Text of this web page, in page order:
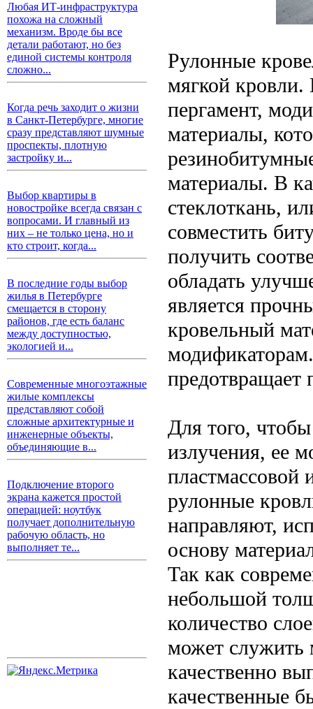
Любая ИТ-инфраструктура
похожа на сложный
механизм. Вроде бы все
детали работают, но без
единой системы контроля
сложно...
Когда речь заходит о жизни
в Санкт-Петербурге, многие
сразу представляют шумные
проспекты, плотную
застройку и...
Выбор квартиры в
новостройке всегда связан с
вопросами. И главный из
них – не только цена, но и
кто строит, когда...
В последние годы выбор
жилья в Петербурге
смещается в сторону
районов, где есть баланс
между доступностью,
экологией и...
Современные многоэтажные
жилые комплексы
представляют собой
сложные архитектурные и
инженерные объекты,
объединяющие в...
Подключение второго
экрана кажется простой
операцией: ноутбук
получает дополнительную
рабочую область, но
выполняет те...
Рулонные
мягкой кровли.
пергамент,
материалы,
материалы. В
стеклоткань,
совместить
получить
обладать
является
кровельный
предотвращает
Для того,
излучения, ее
рулонные
направляют,
основу
Так как
небольшой
количество
может служить
качественно
качественные